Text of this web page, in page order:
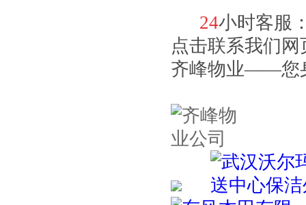
24小时客服
点击联系我们
齐峰物业——您